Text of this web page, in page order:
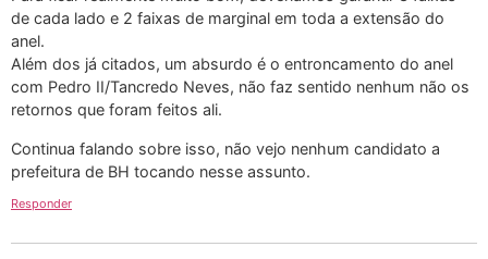
de cada lado e 2 faixas de marginal em toda a extensão do
anel.
Além dos já citados, um absurdo é o entroncamento do anel
com Pedro II/Tancredo Neves, não faz sentido nenhum não os
retornos que foram feitos ali.
Continua falando sobre isso, não vejo nenhum candidato a
prefeitura de BH tocando nesse assunto.
Responder